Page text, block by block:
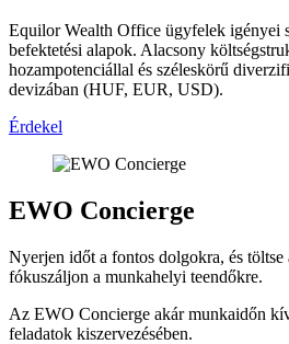
Equilor Wealth Office ügyfelek igényei
befektetési alapok. Alacsony
hozampotenciállal és széleskörű
devizában (HUF, EUR, USD).
Érdekel
EWO Concierge
Nyerjen időt a fontos dolgokra, és töltse
fókuszáljon a munkahelyi teendőkre.
Az EWO Concierge akár munkaidőn
feladatok kiszervezésében.